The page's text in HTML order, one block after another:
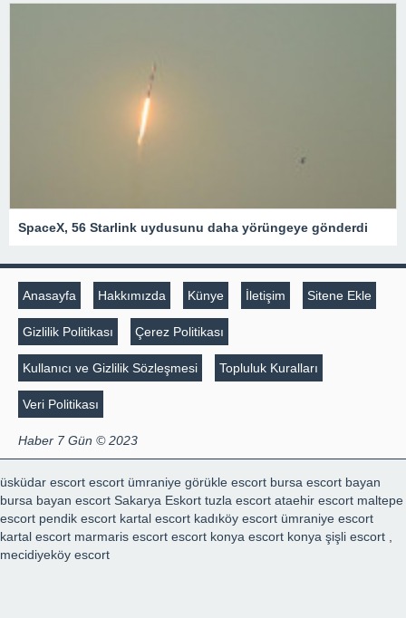
SpaceX, 56 Starlink uydusunu daha yörüngeye gönderdi
Anasayfa Hakkımızda Künye İletişim Sitene Ekle
Gizlilik Politikası Çerez Politikası
Kullanıcı ve Gizlilik Sözleşmesi Topluluk Kuralları
Veri Politikası
Haber 7 Gün © 2023
üsküdar escort escort ümraniye görükle escort bursa escort bayan
bursa bayan escort Sakarya Eskort tuzla escort ataehir escort maltepe
escort pendik escort kartal escort kadıköy escort ümraniye escort
kartal escort marmaris escort escort konya escort konya şişli escort
mecidiyeköy escort